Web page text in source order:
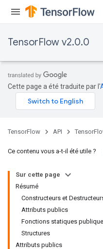
TensorFlow v2.0.0
Cette page a été traduite par l'
TensorFlow API
Ce contenu vous a-t-il été utile ?
Sur cette page
Résumé
Constructeurs et
Attributs publics
Fonctions statiques
Structures
Attributs publics